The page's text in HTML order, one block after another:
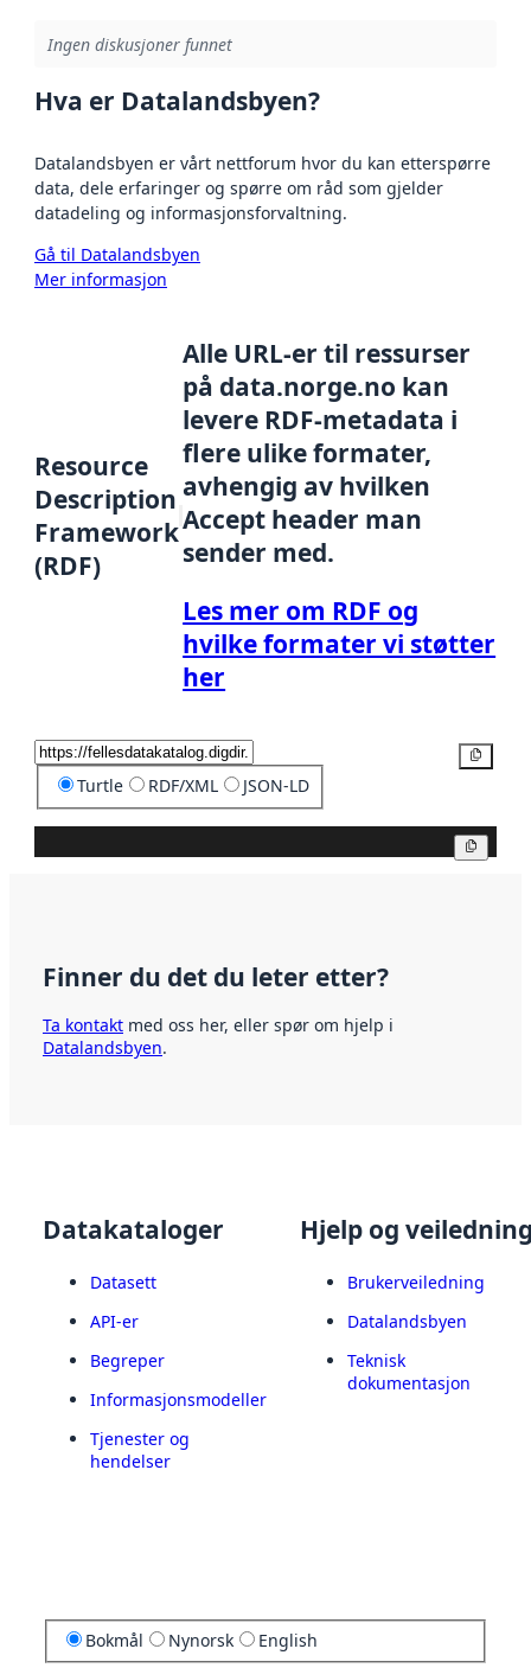
Ingen diskusjoner funnet
Hva er Datalandsbyen?
Datalandsbyen er vårt nettforum hvor du kan etterspørre
data, dele erfaringer og spørre om råd som gjelder
datadeling og informasjonsforvaltning.
Gå til Datalandsbyen
Mer informasjon
Resource
Description
Framework
(RDF)
Alle URL-er til ressurser
på data.norge.no kan
levere RDF-metadata i
flere ulike formater,
avhengig av hvilken
Accept header man
sender med.
Les mer om RDF og
hvilke formater vi støtter
her
Turtle RDF/XML JSON-LD
Finner du det du leter etter?
Ta kontakt med oss her, eller spør om hjelp i
Datalandsbyen.
Datakataloger
Datasett
API-er
Begreper
Informasjonsmodeller
Tjenester og
hendelser
Hjelp og
Brukerveiledning
Datalandsbyen
Teknisk
dokumentasjon
Bokmål Nynorsk English